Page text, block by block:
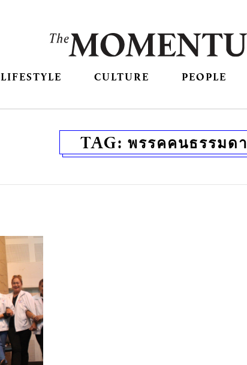
LIFESTYLE CULTURE PEOPLE
TAG: พรรคคนธรรมดา